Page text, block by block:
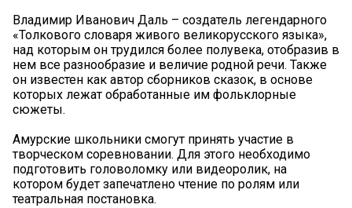
Владимир Иванович Даль – создатель легендарного
«Толкового словаря живого великорусского языка»,
над которым он трудился более полувека, отобразив в
нем все разнообразие и величие родной речи. Также
он известен как автор сборников сказок, в основе
которых лежат обработанные им фольклорные
сюжеты.
Амурские школьники смогут принять участие в
творческом соревновании. Для этого необходимо
подготовить головоломку или видеоролик, на
котором будет запечатлено чтение по ролям или
театральная постановка.